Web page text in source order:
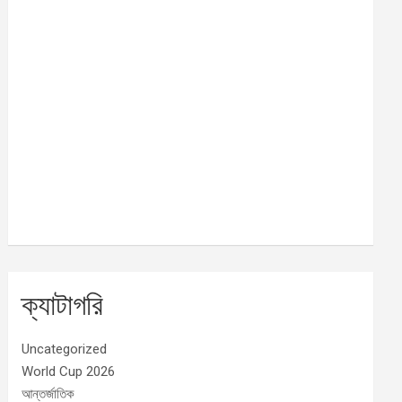
ক্যাটাগরি
Uncategorized
World Cup 2026
আন্তর্জাতিক